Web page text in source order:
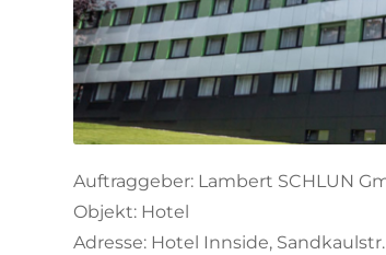
Auftraggeber: Lambert SCHLUN
Objekt: Hotel
Adresse: Hotel Innside,